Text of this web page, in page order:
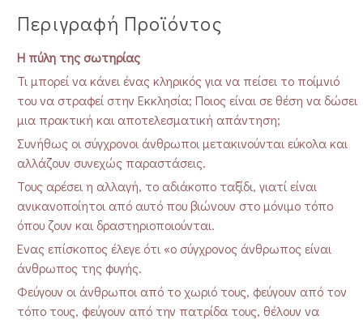
Περιγραφή Προϊόντος
Η πύλη της σωτηρίας
Τι μπορεί να κάνει ένας κληρικός για να πείσει το ποίμνιό
του να στραφεί στην Εκκλησία; Ποιος είναι σε θέση να δώσει
μια πρακτική και αποτελεσματική απάντηση;
Συνήθως οι σύγχρονοι άνθρωποι μετακινούνται εύκολα και
αλλάζουν συνεχώς παραστάσεις.
Τους αρέσει η αλλαγή, το αδιάκοπο ταξίδι, γιατί είναι
ανικανοποίητοι από αυτό που βιώνουν στο μόνιμο τόπο
όπου ζουν και δραστηριοποιούνται.
Ένας επίσκοπος έλεγε ότι «ο σύγχρονος άνθρωπος είναι
άνθρωπος της φυγής.
Φεύγουν οι άνθρωποι από το χωριό τους, φεύγουν από τον
τόπο τους, φεύγουν από την πατρίδα τους, θέλουν να